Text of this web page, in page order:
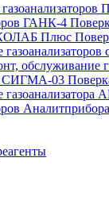
ГАНК-4
Плюс
обслуживание
03
Аналитприбора